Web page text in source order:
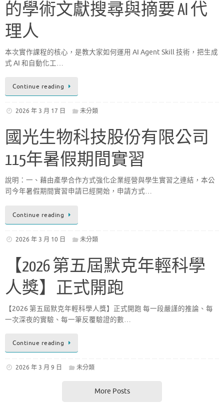
的學術文獻搜尋與摘要 AI 代
理人
本次實作課程的核心，是教大家如何運用 AI Agent Skill 技術，把生成
式 AI 和自動化工…
Continue reading
2026 年 3 月 17 日 未分類
國光生物科技股份有限公司
115年暑假期間實習
說明：一、藉由產學合作方式強化企業經營與學生實習之連結，本公
司今年暑假期間實習申請已經開始，申請方式…
Continue reading
2026 年 3 月 10 日 未分類
【2026 第五屆默克年輕科學
人獎】正式開跑
【2026 第五屆默克年輕科學人獎】正式開跑 每一段嚴謹的推論、每
一次深夜的實驗、每一筆反覆驗證的數…
Continue reading
2026 年 3 月 9 日 未分類
More Posts